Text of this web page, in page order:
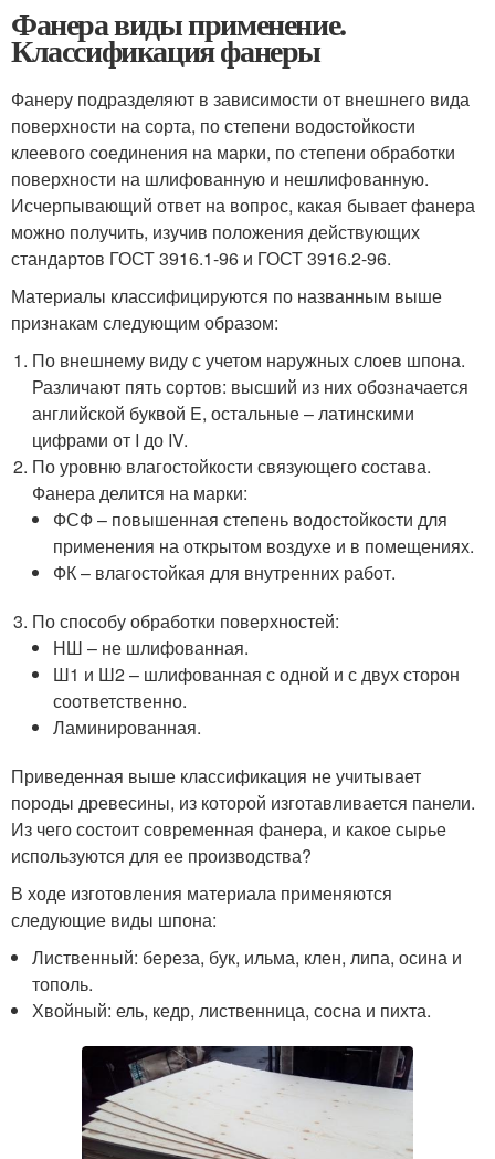
Фанера виды применение.
Классификация фанеры
Фанеру подразделяют в зависимости от внешнего вида
поверхности на сорта, по степени водостойкости
клеевого соединения на марки, по степени обработки
поверхности на шлифованную и нешлифованную.
Исчерпывающий ответ на вопрос, какая бывает фанера
можно получить, изучив положения действующих
стандартов ГОСТ 3916.1-96 и ГОСТ 3916.2-96.
Материалы классифицируются по названным выше
признакам следующим образом:
По внешнему виду с учетом наружных слоев шпона.
Различают пять сортов: высший из них обозначается
английской буквой E, остальные – латинскими
цифрами от I до IV.
По уровню влагостойкости связующего состава.
Фанера делится на марки:
ФСФ – повышенная степень водостойкости для
применения на открытом воздухе и в помещениях.
ФК – влагостойкая для внутренних работ.
По способу обработки поверхностей:
НШ – не шлифованная.
Ш1 и Ш2 – шлифованная с одной и с двух сторон
соответственно.
Ламинированная.
Приведенная выше классификация не учитывает
породы древесины, из которой изготавливается панели.
Из чего состоит современная фанера, и какое сырье
используются для ее производства?
В ходе изготовления материала применяются
следующие виды шпона:
Лиственный: береза, бук, ильма, клен, липа, осина и
тополь.
Хвойный: ель, кедр, лиственница, сосна и пихта.